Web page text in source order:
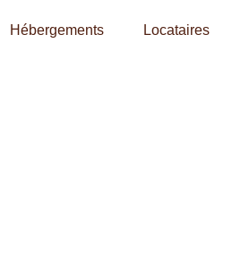
Hébergements Locataires